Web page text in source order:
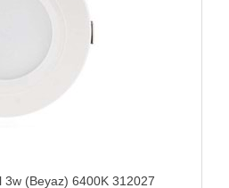
3w (Beyaz) 6400K 312027